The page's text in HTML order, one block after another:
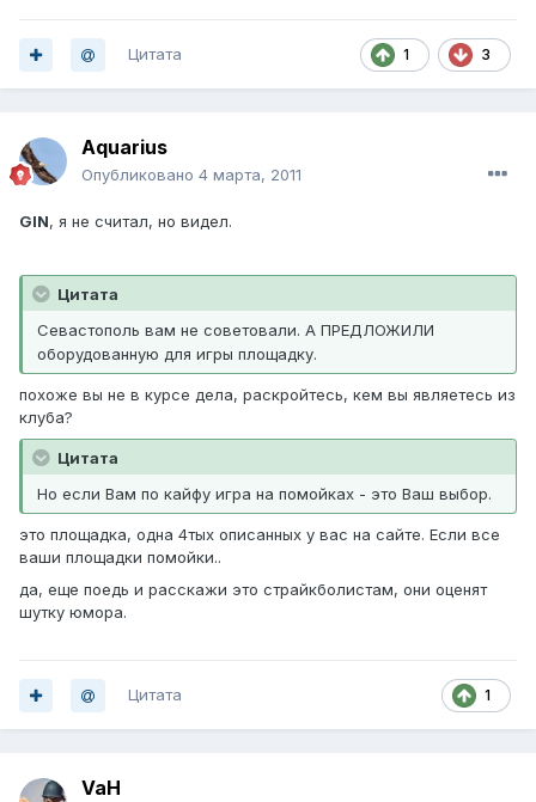
1 3
Цитата
Aquarius
Опубликовано 4 марта, 2011
GIN, я не считал, но видел.
Цитата
Севастополь вам не советовали. А ПРЕДЛОЖИЛИ
оборудованную для игры площадку.
похоже вы не в курсе дела, раскройтесь, кем вы являетесь из
клуба?
Цитата
Но если Вам по кайфу игра на помойках - это Ваш выбор.
это площадка, одна 4тых описанных у вас на сайте. Если все
ваши площадки помойки..
да, еще поедь и расскажи это страйкболистам, они оценят
шутку юмора.
1
Цитата
VaH